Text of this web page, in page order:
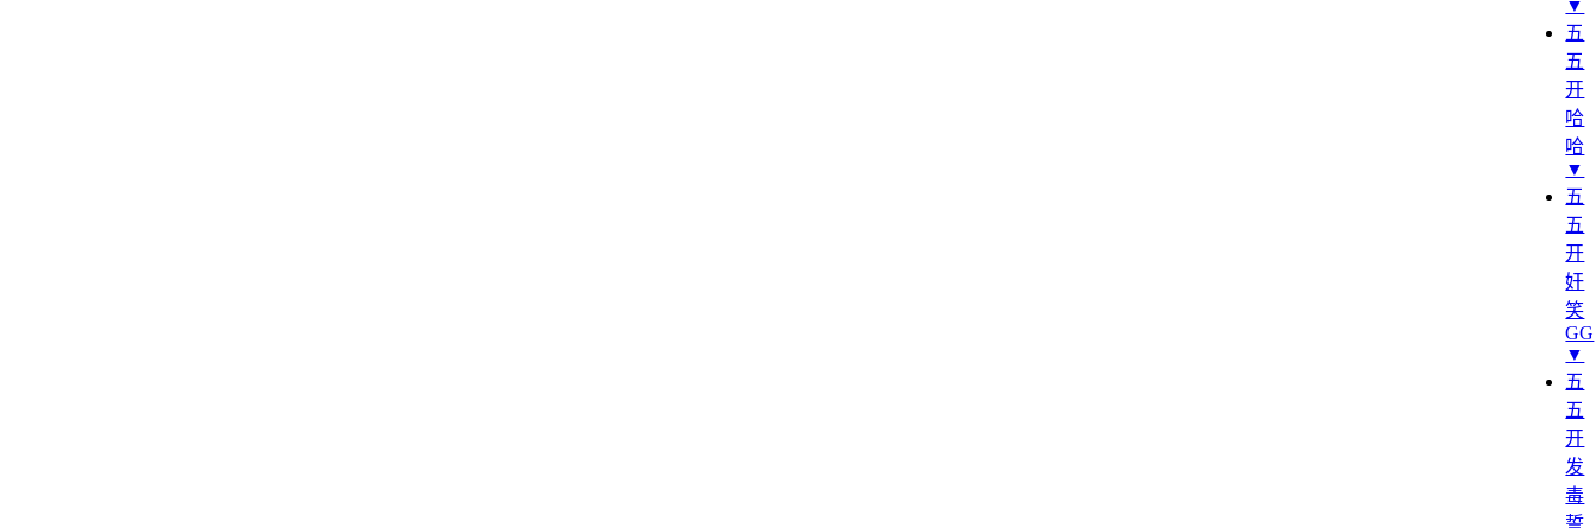
▼
五
五
开
哈
哈
▼
五
五
开
奸
笑
GG
▼
五
五
开
发
毒
誓